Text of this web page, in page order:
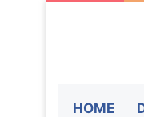
HOME